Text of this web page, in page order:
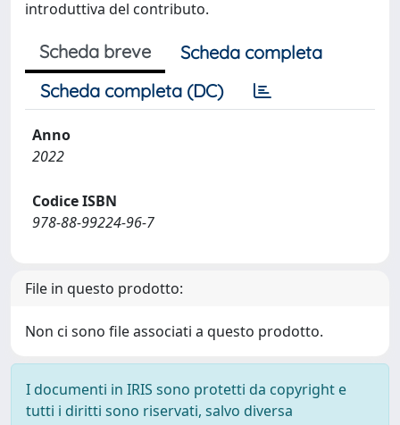
introduttiva del contributo.
Scheda breve
Scheda completa
Scheda completa (DC)
Anno
2022
Codice ISBN
978-88-99224-96-7
File in questo prodotto:
Non ci sono file associati a questo prodotto.
I documenti in IRIS sono protetti da copyright e
tutti i diritti sono riservati, salvo diversa